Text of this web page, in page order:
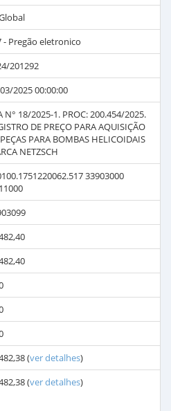
- Pregão eletronico
201292
2025 00:00:00
N° 18/2025-1. PROC: 200.454/2025.
DE PREÇO PARA AQUISIÇÃO
PARA BOMBAS HELICOIDAIS
NETZSCH
33903000
(ver detalhes)
(ver detalhes)